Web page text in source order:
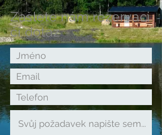
Zašlete nám rezervaci
či dotaz